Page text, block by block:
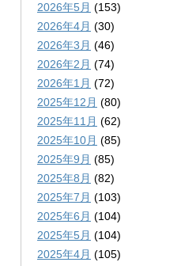
2026年5月 (153)
2026年4月 (30)
2026年3月 (46)
2026年2月 (74)
2026年1月 (72)
2025年12月 (80)
2025年11月 (62)
2025年10月 (85)
2025年9月 (85)
2025年8月 (82)
2025年7月 (103)
2025年6月 (104)
2025年5月 (104)
2025年4月 (105)